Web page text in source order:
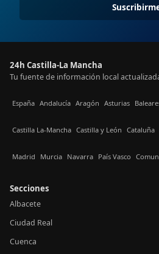
24h Castilla-La Mancha
Tu fuente de información local
España Andalucía Aragón Asturias
Castilla La-Mancha Castilla y León Cataluña
Madrid Murcia Navarra País Vasco
Secciones
Albacete
Ciudad Real
Cuenca